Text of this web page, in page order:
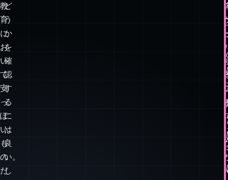
択
問
題
（MCQ）
は
教
育
に
お
い
て
安
っ
え
て
い
る
か
ど
う
か
を
確
認
す
る